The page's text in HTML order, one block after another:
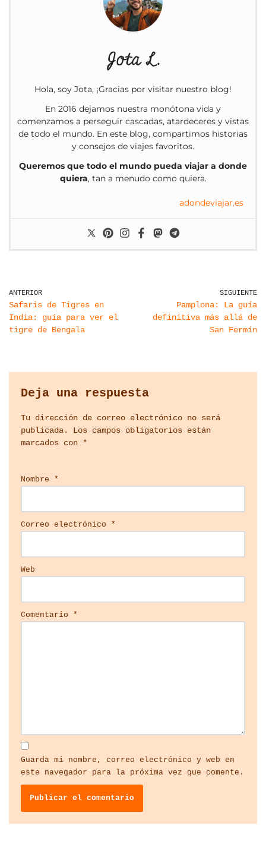
Jota L.
Hola, soy Jota, ¡Gracias por visitar nuestro blog!
En 2016 dejamos nuestra monótona vida y
comenzamos a perseguir cascadas, atardeceres y vistas
de todo el mundo. En este blog, compartimos historias
y consejos de viajes favoritos.
Queremos que todo el mundo pueda viajar a donde
quiera, tan a menudo como quiera.
adondeviajar.es
ANTERIOR
Safaris de Tigres en
India: guía para ver el
tigre de Bengala
SIGUIENTE
Pamplona: La guía
definitiva más allá de
San Fermín
Deja una respuesta
Tu dirección de correo electrónico no será
publicada.
Los campos obligatorios están
marcados con *
Nombre *
Correo electrónico *
Web
Comentario *
Guarda mi nombre, correo electrónico y web en
este navegador para la próxima vez que comente.